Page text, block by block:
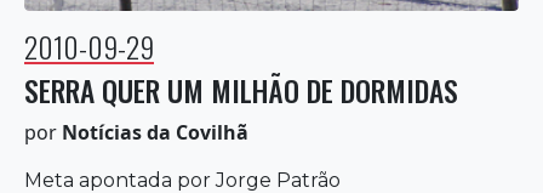
2010-09-29
SERRA QUER UM MILHÃO DE DORMIDAS
por Notícias da Covilhã
Meta apontada por Jorge Patrão